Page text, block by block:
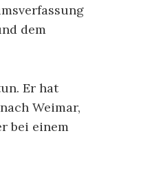
dem
Er hat
Weimar,
bei einem